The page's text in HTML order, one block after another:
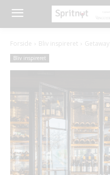
Forside Bliv inspireret
Bliv inspireret